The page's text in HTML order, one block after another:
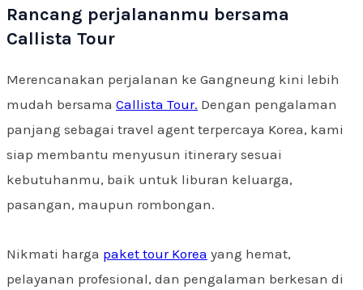
Rancang perjalananmu bersama
Callista Tour
Merencanakan perjalanan ke Gangneung kini lebih
mudah bersama Callista Tour. Dengan pengalaman
panjang sebagai travel agent terpercaya Korea, kami
siap membantu menyusun itinerary sesuai
kebutuhanmu, baik untuk liburan keluarga,
pasangan, maupun rombongan.
Nikmati harga paket tour Korea yang hemat,
pelayanan profesional, dan pengalaman berkesan di